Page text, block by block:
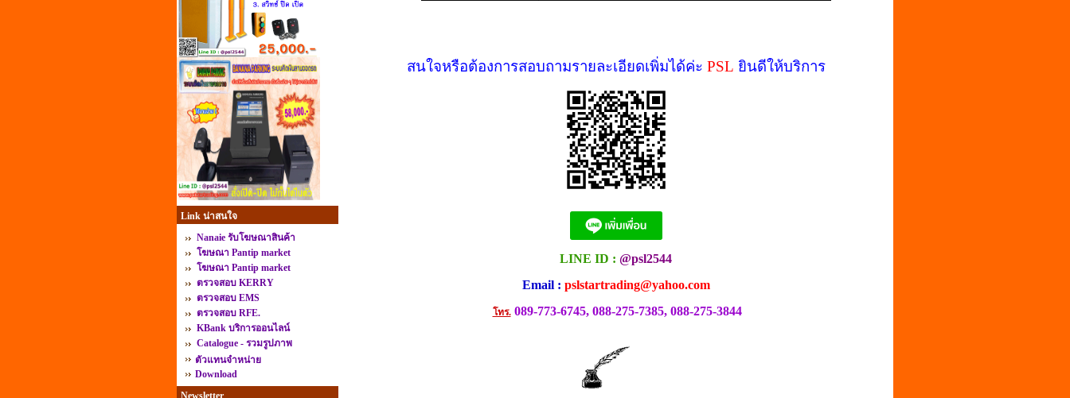
Link น่าสนใจ
Nanaie รับโฆษณาสินค้า
โฆษณา Pantip market
โฆษณา Pantip market
ตรวจสอบ KERRY
ตรวจสอบ EMS
ตรวจสอบ RFE.
KBank บริการออนไลน์
Catalogue - รวมรูปภาพ
ตัวแทนจำหน่าย
Download
Newsletter
สนใจหรือต้องการสอบถามรายละเอียดเพิ่มได้ค่ะ PSL ยินดีให้บริการ
LINE ID : @psl2544
Email : pslstartrading@yahoo.com
โทร.089-773-6745, 088-275-7385, 088-275-3844